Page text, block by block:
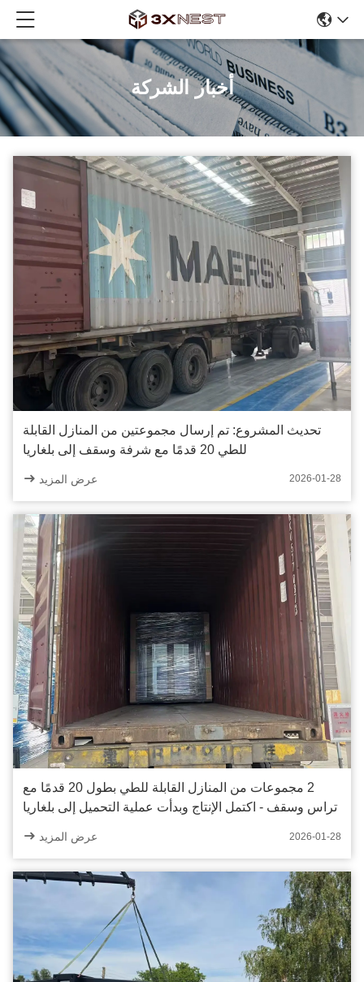
أخبار الشركة
تحديث المشروع: تم إرسال مجموعتين من المنازل القابلة
للطي 20 قدمًا مع شرفة وسقف إلى بلغاريا
2026-01-28 عرض المزيد
2 مجموعات من المنازل القابلة للطي بطول 20 قدمًا مع
تراس وسقف - اكتمل الإنتاج وبدأت عملية التحميل إلى بلغاريا
2026-01-28 عرض المزيد